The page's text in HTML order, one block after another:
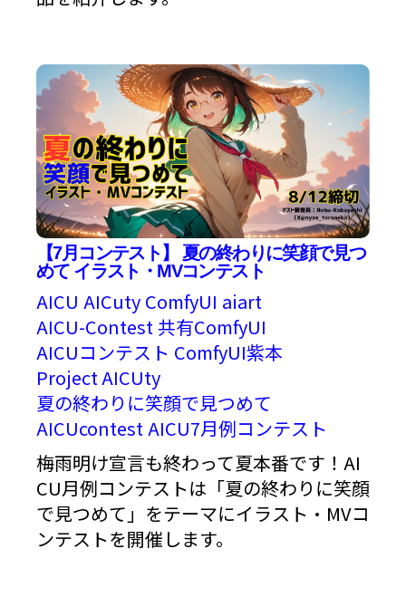
【7月コンテスト】 夏の終わりに笑顔で見つ
めて イラスト・MVコンテスト
AICU AICuty ComfyUI aiart
AICU-Contest共有ComfyUI
AICUコンテスト ComfyUI紫本
Project AICUty
夏の終わりに笑顔で見つめて
AICUcontestAICU7月例コンテスト
梅雨明け宣言も終わって夏本番です！AI
CU月例コンテストは「夏の終わりに笑顔
で見つめて」をテーマにイラスト・MVコ
ンテストを開催します。